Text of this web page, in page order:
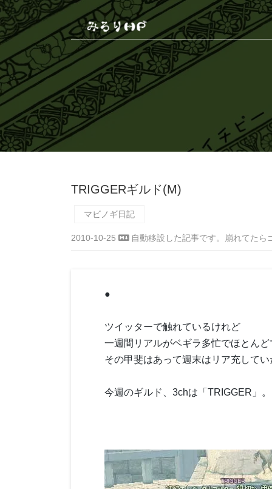
TRIGGERギルド(M)
マビノギ日記
2010-10-25 自動移設した記事です。崩れてたら
●
ツイッターで触れているけれど
一週間リアルがベギラ多忙でほとん
その甲斐はあって週末はリア充して
今週のギルド、3chは「TRIGGER」。